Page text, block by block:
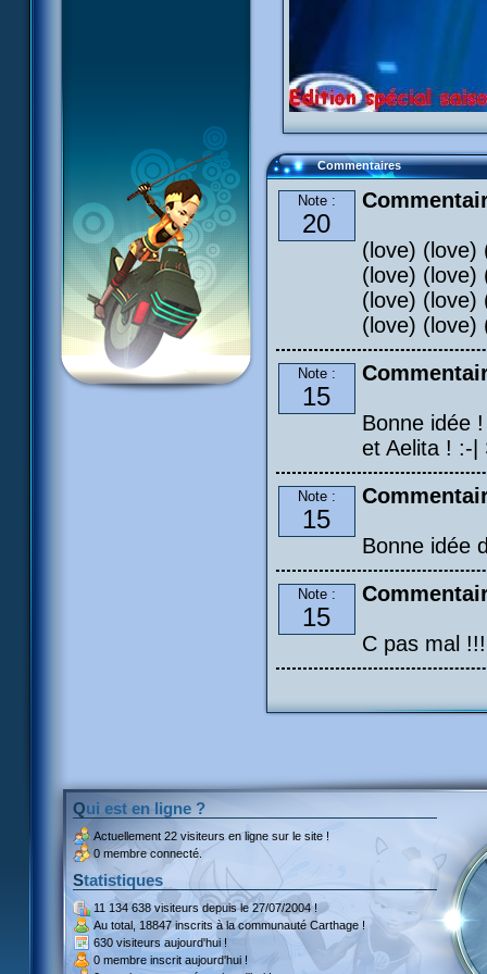
Commentaires
Note :
20
(love) (love)
(love) (love)
(love) (love)
(love) (love)
Note :
15
Bonne idée
et Aelita ! :-|
Note :
15
Bonne idée
Note :
15
C pas mal
Qui est en ligne ?
Actuellement 22 visiteurs en ligne sur le site !
0 membre connecté.
Statistiques
11 134 638 visiteursdepuis le 27/07/2004 !
Au total, 18847 inscritsà la communauté Carthage !
630 visiteurs aujourd'hui !
0 membre inscrit aujourd'hui !